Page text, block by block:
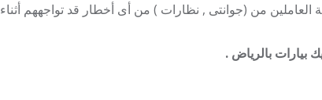
من (جوانتى , نظارات ) من أى أخطار قد تواجههم أثناء
بيارات بالرياض .